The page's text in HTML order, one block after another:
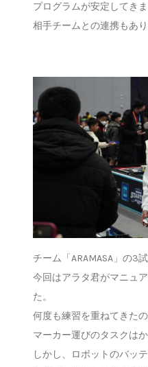
プログラムが安定してきま
相手チームとの連携もあ
チーム「ARAMASA」の3
今回はアラタ君がマニュ
た。
何度も練習を重ねてきた
マーカー運びのタスクは
しかし、ロボットのバッ